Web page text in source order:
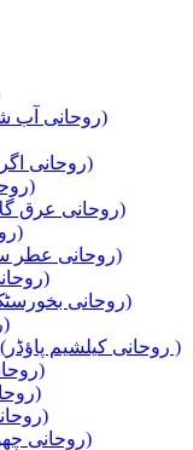
Ruhani Aab-e-Shifa (روحانی آب شفاء)
Ruhani Agar Batti (روحانی اگر بتیاں)
Ruhani Alwah (روحانی الواح)
Ruhani Arq-e-Gulab (روحانی عرق گلاب)
Ruhani Attar (روحانی عطر)
Ruhani Attar Spray (روحانی عطر سپرے)
Ruhani Bakhoor (روحانی بخور)
Ruhani Bakhoor Stick (روحانی بخورسٹک)
Ruhani Batti (روحانی بتی)
Ruhani Calcium Powder (روحانی کیلشیم پاؤڈر )
Ruhani Challah (روحانی چھلہ)
Ruhani Cheeni (روحانی چینی)
Ruhani Chiragh (روحانی چراغ)
Ruhani Choharay (روحانی چھوہارے)